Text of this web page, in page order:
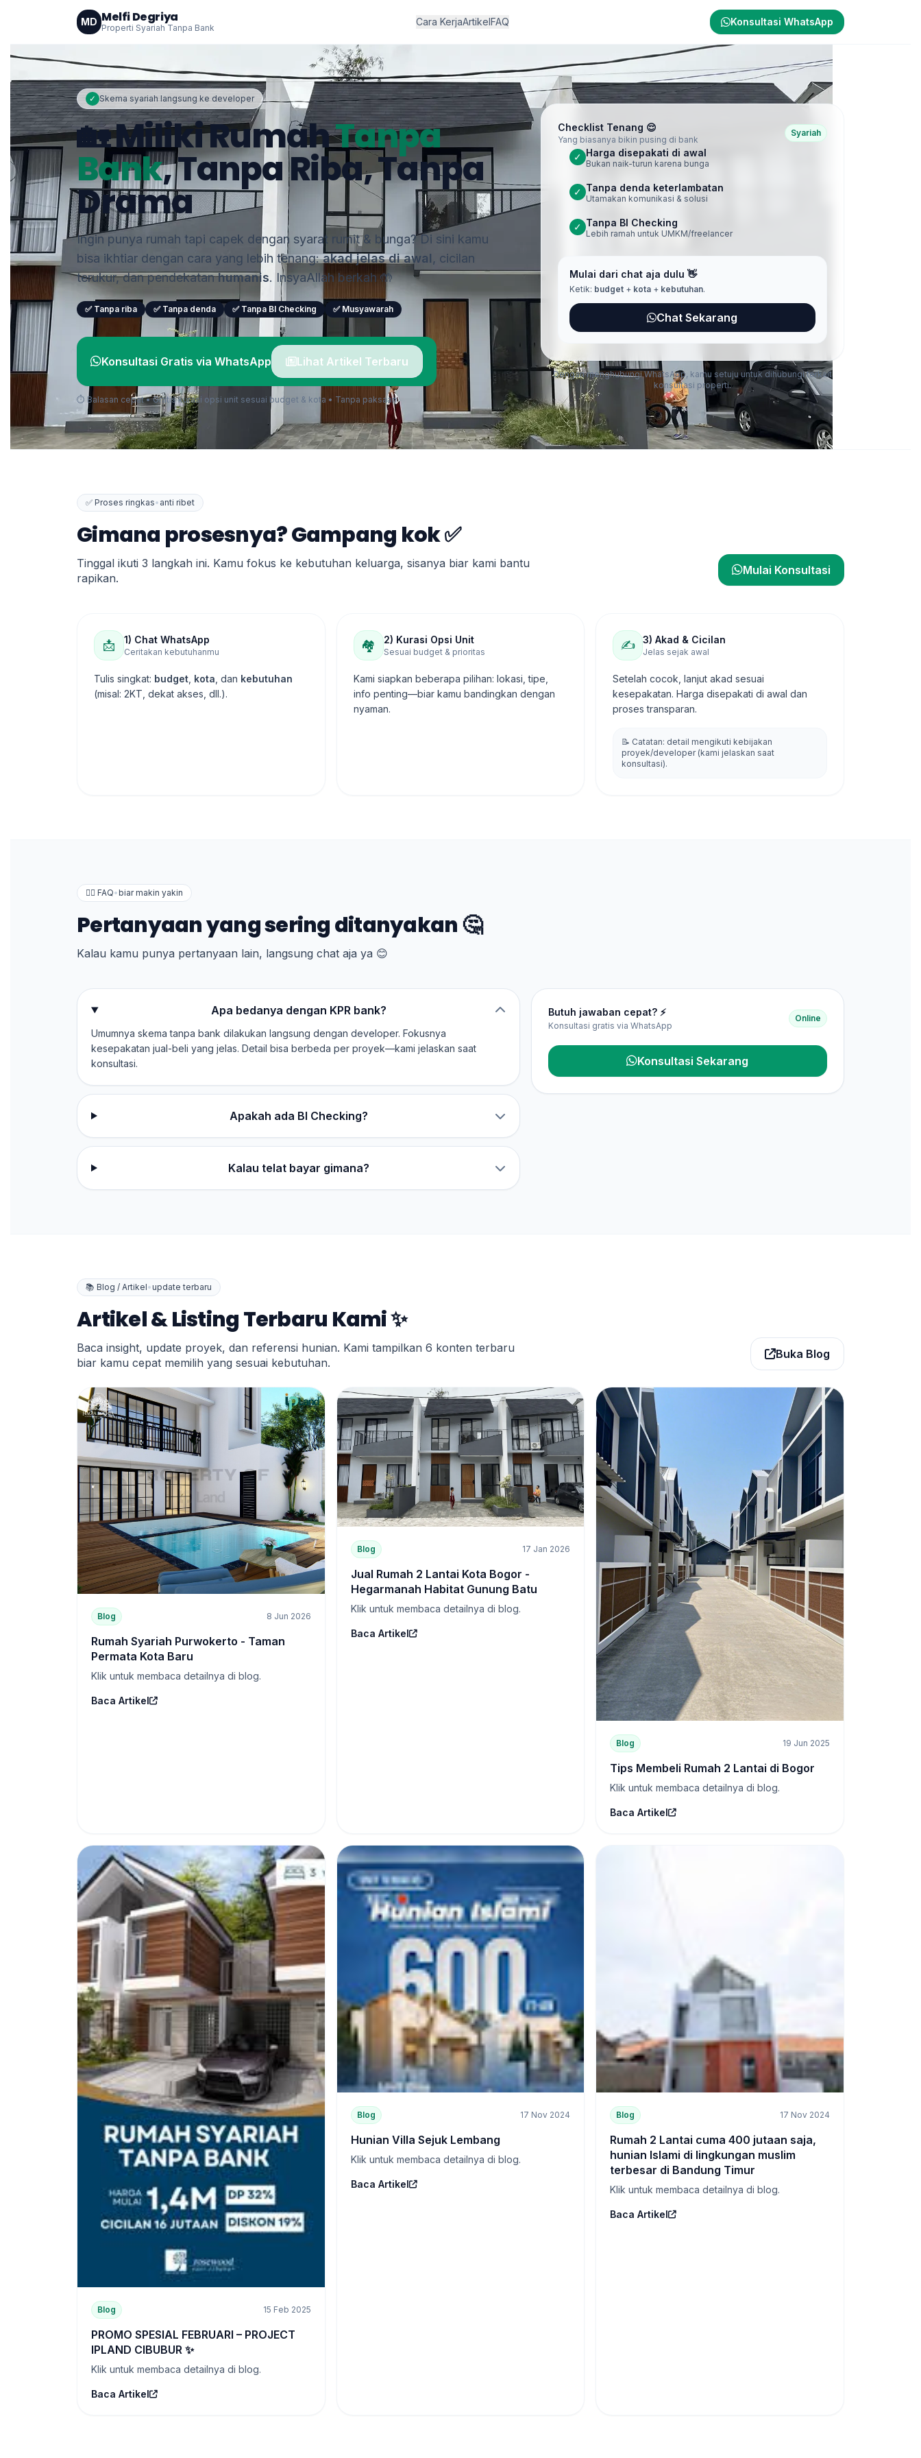
MD Melfi Degriya
Properti Syariah Tanpa Bank
Cara KerjaArtikelFAQ Konsultasi WhatsApp
✓ Skema syariah langsung ke developer
🏡 Miliki RumahTanpa
Bank, Tanpa Riba, Tanpa
Drama
Ingin punya rumah tapi capek dengan syarat rumit & bunga? Di sini kamu
bisa ikhtiar dengan cara yang lebih tenang:akad jelas di awal, cicilan
terukur, dan pendekatanhumanis. InsyaAllah berkah 🤲
✅ Tanpa riba ✅ Tanpa denda ✅ Tanpa BI Checking ✅ Musyawarah
Konsultasi Gratis via WhatsApp Lihat Artikel Terbaru
⏱ Balasan cepat • Gratis kurasi opsi unit sesuai budget & kota • Tanpa paksaan
Checklist Tenang 😌
Yang biasanya bikin pusing di bank
Syariah
✓ Harga disepakati di awal
Bukan naik-turun karena bunga
✓ Tanpa denda keterlambatan
Utamakan komunikasi & solusi
✓ Tanpa BI Checking
Lebih ramah untuk UMKM/freelancer
Mulai dari chat aja dulu 👋
Ketik: budget+ kota+ kebutuhan.
Chat Sekarang
Dengan menghubungi WhatsApp, kamu setuju untuk dihubungi terkait
konsultasi properti.
✅ Proses ringkas• anti ribet
Gimana prosesnya? Gampang kok ✅
Tinggal ikuti 3 langkah ini. Kamu fokus ke kebutuhan keluarga, sisanya biar kami bantu
rapikan.
Mulai Konsultasi
📩 1) Chat WhatsApp
Ceritakan kebutuhanmu
Tulis singkat: budget kota , dan kebutuhan
(misal: 2KT, dekat akses, dll.).
🏘️ 2) Kurasi Opsi Unit
Sesuai budget & prioritas
Kami siapkan beberapa pilihan: lokasi, tipe,
info penting—biar kamu bandingkan dengan
nyaman.
✍️ 3) Akad & Cicilan
Jelas sejak awal
Setelah cocok, lanjut akad sesuai
kesepakatan. Harga disepakati di awal dan
proses transparan.
📝 Catatan: detail mengikuti kebijakan
proyek/developer (kami jelaskan saat
konsultasi).
🙋‍♀️ FAQ•biar makin yakin
Pertanyaan yang sering ditanyakan 🤔
Kalau kamu punya pertanyaan lain, langsung chat aja ya 😊
Apa bedanya dengan KPR bank?
Umumnya skema tanpa bank dilakukan langsung dengan developer. Fokusnya
kesepakatan jual-beli yang jelas. Detail bisa berbeda per proyek—kami jelaskan saat
konsultasi.
Apakah ada BI Checking?
Kalau telat bayar gimana?
Butuh jawaban cepat? ⚡
Konsultasi gratis via WhatsApp
Online
Konsultasi Sekarang
📚 Blog / Artikel•update terbaru
Artikel & Listing Terbaru Kami ✨
Baca insight, update proyek, dan referensi hunian. Kami tampilkan 6 konten terbaru
biar kamu cepat memilih yang sesuai kebutuhan.
Buka Blog
Blog 8 Jun 2026
Rumah Syariah Purwokerto - Taman
Permata Kota Baru
Klik untuk membaca detailnya di blog.
Baca Artikel
Blog 17 Jan 2026
Jual Rumah 2 Lantai Kota Bogor -
Hegarmanah Habitat Gunung Batu
Klik untuk membaca detailnya di blog.
Baca Artikel
Blog 19 Jun 2025
Tips Membeli Rumah 2 Lantai di Bogor
Klik untuk membaca detailnya di blog.
Baca Artikel
Blog 15 Feb 2025
PROMO SPESIAL FEBRUARI – PROJECT
IPLAND CIBUBUR ✨
Klik untuk membaca detailnya di blog.
Baca Artikel
Blog 17 Nov 2024
Hunian Villa Sejuk Lembang
Klik untuk membaca detailnya di blog.
Baca Artikel
Blog 17 Nov 2024
Rumah 2 Lantai cuma 400 jutaan saja,
hunian Islami di lingkungan muslim
terbesar di Bandung Timur
Klik untuk membaca detailnya di blog.
Baca Artikel